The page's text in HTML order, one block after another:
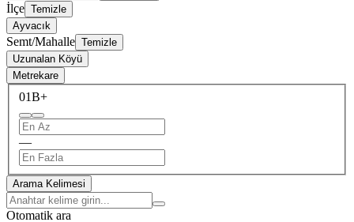
İlçe Temizle
Ayvacık
Semt/Mahalle Temizle
Uzunalan Köyü
Metrekare
01B+
—
Arama Kelimesi
Otomatik ara